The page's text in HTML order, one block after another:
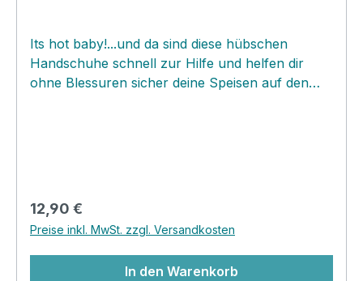
Its hot baby!...und da sind diese hübschen
Handschuhe schnell zur Hilfe und helfen dir
ohne Blessuren sicher deine Speisen auf den
aufgrund des originellen‚ Musters direkt perfekt
als Dekoration‚ und sind schnell zur Stelle,
wenn es mal wieder heiß her geht.
Regulärer Preis:
12,90 €
Preise inkl. MwSt. zzgl. Versandkosten
In den Warenkorb